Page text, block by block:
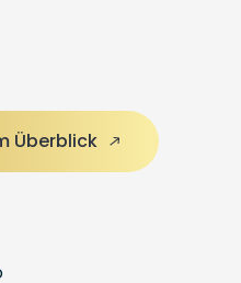
Überblick